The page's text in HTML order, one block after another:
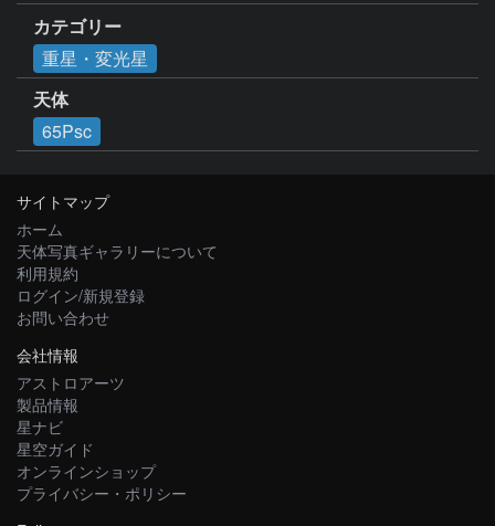
カテゴリー
重星・変光星
天体
65Psc
サイトマップ
ホーム
天体写真ギャラリーについて
利用規約
ログイン/新規登録
お問い合わせ
会社情報
アストロアーツ
製品情報
星ナビ
星空ガイド
オンラインショップ
プライバシー・ポリシー